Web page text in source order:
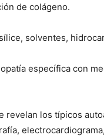
de colágeno.
solventes,
específica con
revelan los típicos